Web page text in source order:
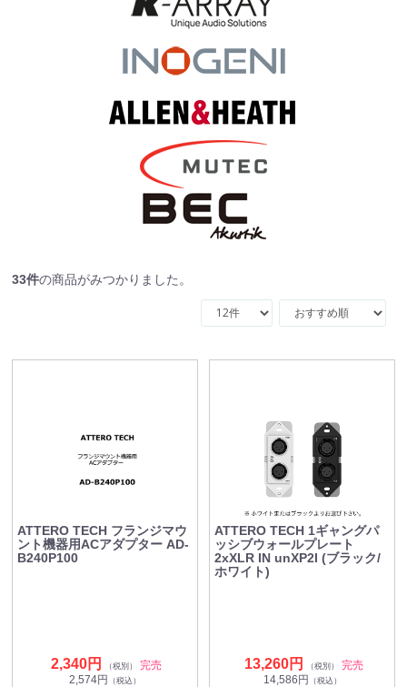
33件の商品がみつかりました。
ATTERO TECH フランジマウ
ント機器用ACアダプター AD-
B240P100
2,340円 （税別）
完売
2,574円 （税込）
ATTERO TECH 1ギャングパ
ッシブウォールプレート
2xXLR IN unXP2I (ブラック/
ホワイト)
13,260円 （税別）
完売
14,586円 （税込）